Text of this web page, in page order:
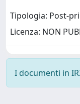
Tipologia: Post-
Licenza: NON
I documenti in